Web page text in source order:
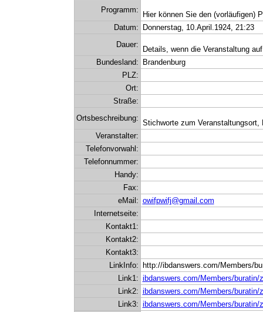
Programm:
Hier können Sie den (vorläufigen)
Datum:
Donnerstag, 10.April.1924, 21:23
Dauer:
Details, wenn die Veranstaltung
Bundesland:
Brandenburg
PLZ:
Ort:
Straße:
Ortsbeschreibung:
Stichworte zum Veranstaltungsort,
Veranstalter:
Telefonvorwahl:
Telefonnummer:
Handy:
Fax:
eMail: owifpwifj@gmail.com
Internetseite:
Kontakt1:
Kontakt2:
Kontakt3:
LinkInfo:
http://ibdanswers.com/Members/
Link1: ibdanswers.com/Members/buratin/
Link2: ibdanswers.com/Members/buratin/
Link3: ibdanswers.com/Members/buratin/